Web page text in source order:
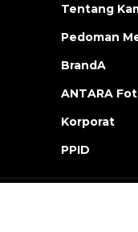
Tentang
Pedoman
BrandA
ANTARA
Korporat
PPID